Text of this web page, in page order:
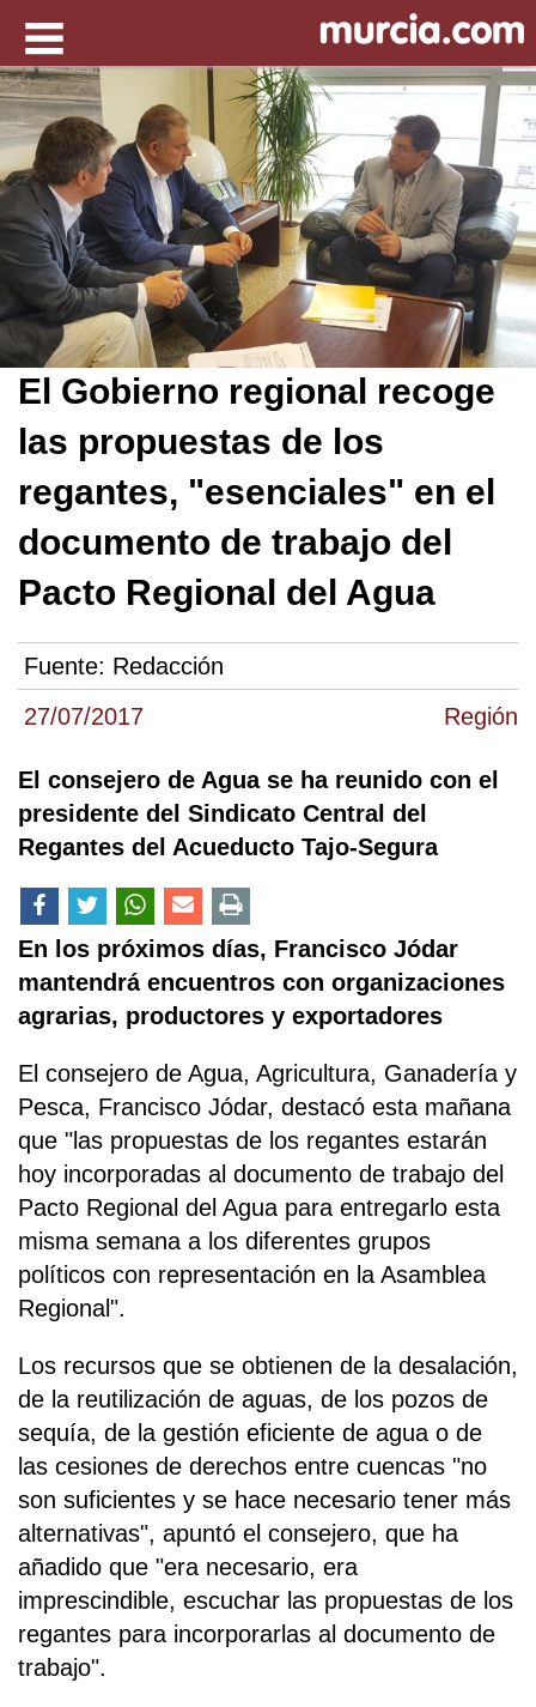
27/07/2017 Región
El Gobierno regional recoge
las propuestas de los
regantes, "esenciales" en el
documento de trabajo del
Pacto Regional del Agua
Fuente: Redacción
El consejero de Agua se ha reunido con el
presidente del Sindicato Central del
Regantes del Acueducto Tajo-Segura
En los próximos días, Francisco Jódar
mantendrá encuentros con organizaciones
agrarias, productores y exportadores
El consejero de Agua, Agricultura, Ganadería y
Pesca, Francisco Jódar, destacó esta mañana
que "las propuestas de los regantes estarán
hoy incorporadas al documento de trabajo del
Pacto Regional del Agua para entregarlo esta
misma semana a los diferentes grupos
políticos con representación en la Asamblea
Regional".
Los recursos que se obtienen de la desalación,
de la reutilización de aguas, de los pozos de
sequía, de la gestión eficiente de agua o de
las cesiones de derechos entre cuencas "no
son suficientes y se hace necesario tener más
alternativas", apuntó el consejero, que ha
añadido que "era necesario, era
imprescindible, escuchar las propuestas de los
regantes para incorporarlas al documento de
trabajo".